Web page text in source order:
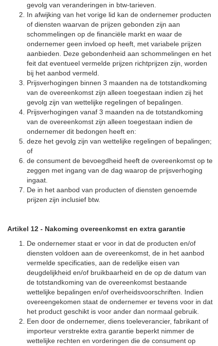
gevolg van veranderingen in btw-tarieven.
In afwijking van het vorige lid kan de ondernemer producten
of diensten waarvan de prijzen gebonden zijn aan
schommelingen op de financiële markt en waar de
ondernemer geen invloed op heeft, met variabele prijzen
aanbieden. Deze gebondenheid aan schommelingen en het
feit dat eventueel vermelde prijzen richtprijzen zijn, worden
bij het aanbod vermeld.
Prijsverhogingen binnen 3 maanden na de totstandkoming
van de overeenkomst zijn alleen toegestaan indien zij het
gevolg zijn van wettelijke regelingen of bepalingen.
Prijsverhogingen vanaf 3 maanden na de totstandkoming
van de overeenkomst zijn alleen toegestaan indien de
ondernemer dit bedongen heeft en:
deze het gevolg zijn van wettelijke regelingen of bepalingen;
of
de consument de bevoegdheid heeft de overeenkomst op te
zeggen met ingang van de dag waarop de prijsverhoging
ingaat.
De in het aanbod van producten of diensten genoemde
prijzen zijn inclusief btw.
Artikel 12 - Nakoming overeenkomst en extra garantie
De ondernemer staat er voor in dat de producten en/of
diensten voldoen aan de overeenkomst, de in het aanbod
vermelde specificaties, aan de redelijke eisen van
deugdelijkheid en/of bruikbaarheid en de op de datum van
de totstandkoming van de overeenkomst bestaande
wettelijke bepalingen en/of overheidsvoorschriften. Indien
overeengekomen staat de ondernemer er tevens voor in dat
het product geschikt is voor ander dan normaal gebruik.
Een door de ondernemer, diens toeleverancier, fabrikant of
importeur verstrekte extra garantie beperkt nimmer de
wettelijke rechten en vorderingen die de consument op